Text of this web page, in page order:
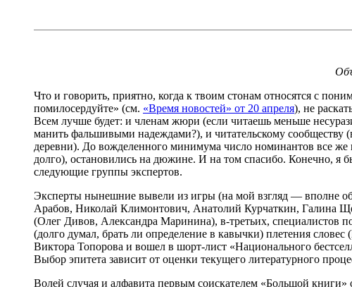
Что и говорить, приятно, когда к твоим стонам относятся с
помилосердуйте» (см. «Время новостей» от 20 апреля), не
Всем лучше будет: и членам жюри (если читаешь меньше
манить фальшивыми надеждами?), и читательскому сообществу
деревни). До вожделенного минимума число номинантов все же
долго), остановились на дюжине. И на том спасибо. Конечно, я
следующие группы экспертов.
Эксперты нынешние вывели из игры (на мой взгляд — вполне
Арабов, Николай Климонтович, Анатолий Курчаткин, Галина
(Олег Дивов, Александра Маринина), в-третьих, специалистов
(долго думал, брать ли определение в кавычки) плетения
Виктора Топорова и вошел в шорт-лист «Национального
Выбор эпитета зависит от оценки текущего литературного
Волей случая и алфавита первым соискателем «Большой книги»